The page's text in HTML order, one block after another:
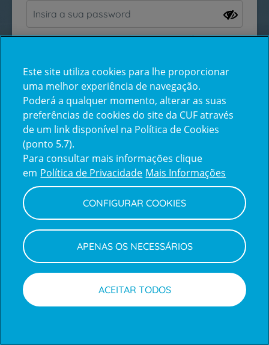
Esqueceu-se da sua password?
Inicie sessão com a Apple
Centro de Apoio ao Cliente | Política de Privacidade e Cookies
Este site utiliza cookies para lhe proporcionar
uma melhor experiência de navegação.
Poderá a qualquer momento, alterar as suas
preferências de cookies do site da CUF através
de um link disponível na Política de Cookies
(ponto 5.7).
Para consultar mais informações clique
em Política de Privacidade Mais Informações
CONFIGURAR COOKIES
APENAS OS NECESSÁRIOS
ACEITAR TODOS